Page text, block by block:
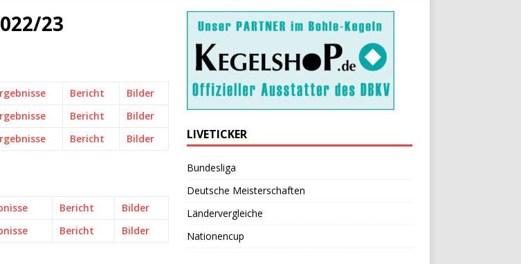
23
Bericht
Bilder
Bericht
Bilder
Bericht Bilder
Bericht
Bilder
Bericht Bilder
LIVETICKER
Bundesliga
Deutsche Meisterschaften
Ländervergleiche
Nationencup